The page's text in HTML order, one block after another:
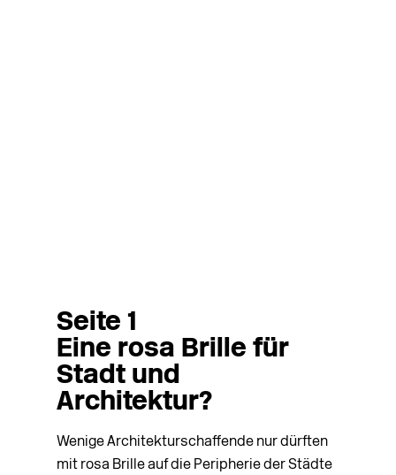
Seite 1
Eine rosa Brille für
Stadt und
Architektur?
Wenige Architekturschaffende nur dürften
mit rosa Brille auf die Peripherie der Städte